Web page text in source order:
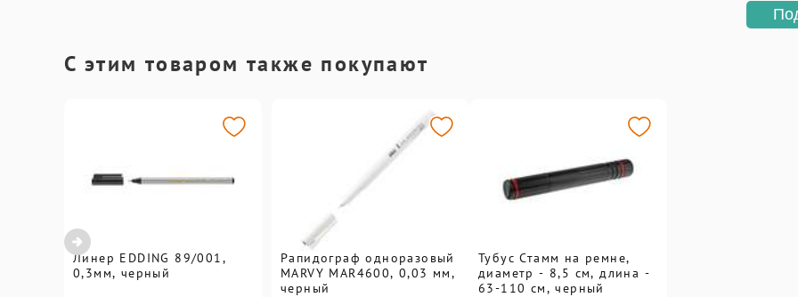
С этим товаром также покупают
Линер EDDING 89/001,
0,3мм, черный
Рапидограф одноразовый
MARVY MAR4600, 0,03 мм,
черный
Тубус Стамм на ремне,
диаметр - 8,5 см, длина -
63-110 см, черный